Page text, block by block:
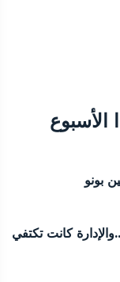
الأسبوع
بونو
كانت تكتفي